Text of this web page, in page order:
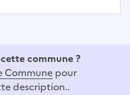
commune ?
Commune pour
description..